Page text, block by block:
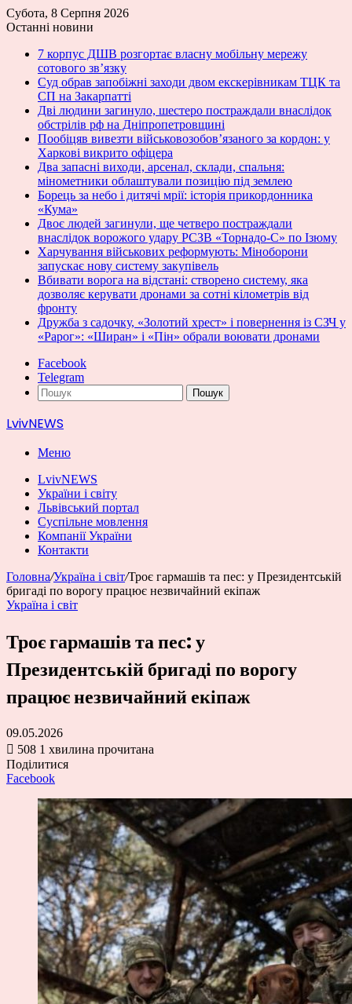
Субота, 8 Серпня 2026
Останні новини
7 корпус ДШВ розгортає власну мобільну мережу
сотового зв’язку
Суд обрав запобіжні заходи двом екскерівникам ТЦК та
СП на Закарпатті
Дві людини загинуло, шестеро постраждали внаслідок
обстрілів рф на Дніпропетровщині
Пообіцяв вивезти військовозобов’язаного за кордон: у
Харкові викрито офіцера
Два запасні виходи, арсенал, склади, спальня:
мінометники облаштували позицію під землею
Борець за небо і дитячі мрії: історія прикордонника
«Кума»
Двоє людей загинули, ще четверо постраждали
внаслідок ворожого удару РСЗВ «Торнадо-С» по Ізюму
Харчування військових реформують: Міноборони
запускає нову систему закупівель
Вбивати ворога на відстані: створено систему, яка
дозволяє керувати дронами за сотні кілометрів від
фронту
Дружба з садочку, «Золотий хрест» і повернення із СЗЧ у
«Рарог»: «Ширан» і «Пін» обрали воювати дронами
Facebook
Telegram
Пошук
LvivNEWS
Меню
LvivNEWS
України і світу
Львівський портал
Суспільне мовлення
Компанії України
Контакти
Головна/Україна і світ/Троє гармашів та пес: у Президентській
бригаді по ворогу працює незвичайний екіпаж
Україна і світ
Троє гармашів та пес: у
Президентській бригаді по ворогу
працює незвичайний екіпаж
09.05.2026
508 1 хвилина прочитана
Поділитися
Facebook